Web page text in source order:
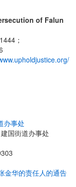
of Falun
；
办事处
国街道办事处
金华的责任人的通告